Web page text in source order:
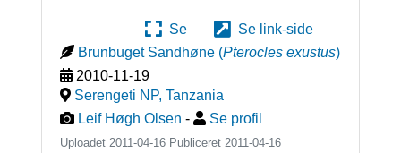
Se
Se link-side
Brunbuget Sandhøne (Pterocles exustus)
2010-11-19
Serengeti NP, Tanzania
Leif Høgh Olsen - Se profil
Uploadet 2011-04-16 Publiceret 2011-04-16